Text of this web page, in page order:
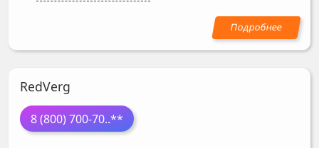
RedVerg
8 (800) 700-70..**